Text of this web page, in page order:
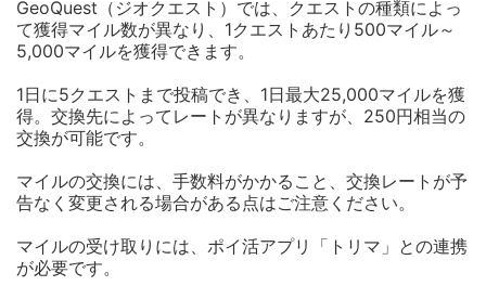
GeoQuest（ジオクエスト）では、クエストの種類によっ
て獲得マイル数が異なり、1クエストあたり500マイル～
5,000マイルを獲得できます。
1日に5クエストまで投稿でき、1日最大25,000マイルを獲
得。交換先によってレートが異なりますが、250円相当の
交換が可能です。
マイルの交換には、手数料がかかること、交換レートが予
告なく変更される場合がある点はご注意ください。
マイルの受け取りには、ポイ活アプリ「トリマ」との連携
が必要です。